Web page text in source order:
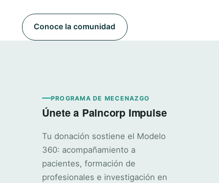
Conoce la comunidad
PROGRAMA DE MECENAZGO
Únete a Paincorp Impulse
Tu donación sostiene el Modelo
360: acompañamiento a
pacientes, formación de
profesionales e investigación en